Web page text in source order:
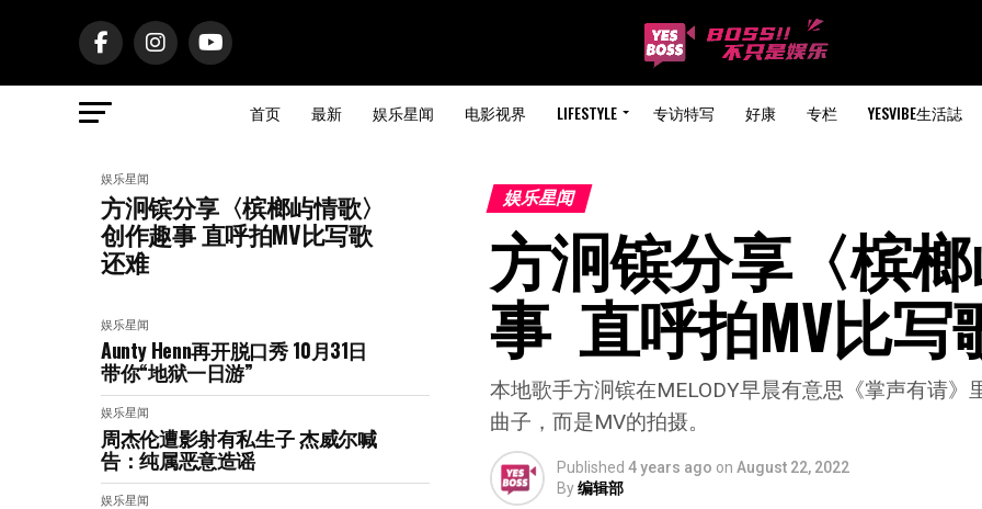
首页 最新 娱乐星闻 电影视界 LIFESTYLE 专访特写 好康 专栏 YESVIBE生活誌
娱乐星闻
方泂镔分享〈槟榔屿情歌〉
创作趣事 直呼拍MV比写歌
还难
娱乐星闻
Aunty Henn再开脱口秀 10月31日
带你“地狱一日游”
娱乐星闻
周杰伦遭影射有私生子 杰威尔喊
告：纯属恶意造谣
娱乐星闻
娱乐星闻
方泂镔分享〈槟
事  直呼拍MV比写
本地歌手方泂镔在MELODY早晨有意思《掌声有请
曲子，而是MV的拍摄。
Published 4 years ago on August 22, 2022
By编辑部